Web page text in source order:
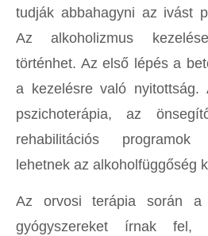
tudják abbahagyni az ivást
Az alkoholizmus
történhet. Az első lépés a
a kezelésre való
pszichoterápia, az
rehabilitációs
lehetnek az alkoholfüggőség
Az orvosi terápia során a
gyógyszereket írnak fel,